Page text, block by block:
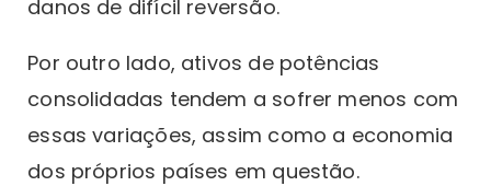
danos de difícil reversão.
Por outro lado, ativos de potências
consolidadas tendem a sofrer menos com
essas variações, assim como a economia
dos próprios países em questão.